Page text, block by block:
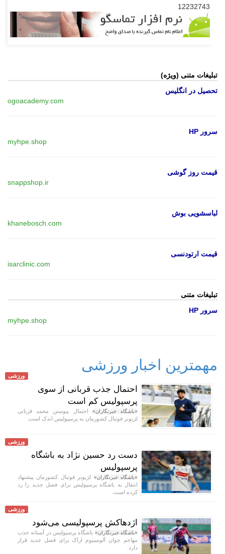
12232743
تبلیغات متنی (ویژه)
تحصیل در انگلیس
ogoacademy.com
سرور HP
myhpe.shop
قیمت روز گوشی
snappshop.ir
لباسشویی بوش
khanebosch.com
قیمت ارتودنسی
isarclinic.com
تبلیغات متنی
سرور HP
myhpe.shop
مهمترین اخبار ورزشی
ورزشی
احتمال جذب قربانی از سوی
پرسپولیس کم است
«باشگاه خبرنگاران» احتمال پیوستن محمد قربانی
لژیونر فوتبال کشورمان به پرسپولیس اندک است.
ورزشی
دست رد حسین نژاد به باشگاه
پرسپولیس
«باشگاه خبرنگاران» لژیونر فوتبال کشورمان پیشنهاد
انتقال به باشگاه پرسپولیس برای فصل جدید را رد
کرده است.
ورزشی
اژدهاکش پرسپولیسی می‌شود
«باشگاه خبرنگاران» باشگاه پرسپولیس در آستانه جذب
مهاجم جوان آلومینیوم اراک برای فصل جدید قرار
دارد.